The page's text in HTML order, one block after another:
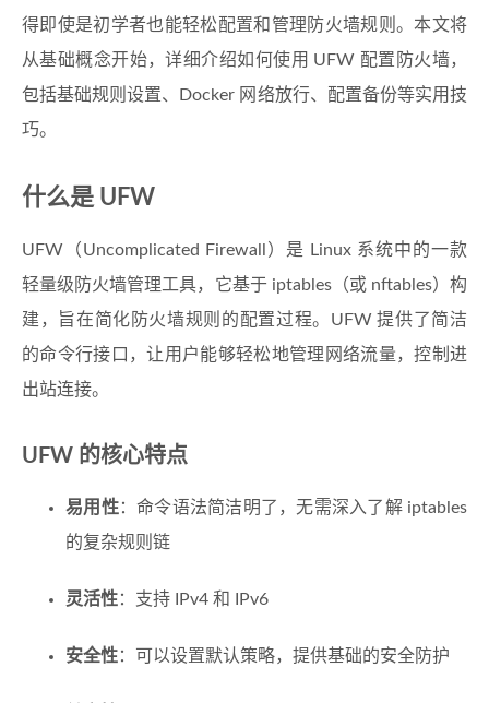
得即使是初学者也能轻松配置和管理防火墙规则。本文将
从基础概念开始，详细介绍如何使用 UFW 配置防火墙，
包括基础规则设置、Docker 网络放行、配置备份等实用技
巧。
什么是 UFW
UFW（Uncomplicated Firewall）是 Linux 系统中的一款
轻量级防火墙管理工具，它基于 iptables（或 nftables）构
建，旨在简化防火墙规则的配置过程。UFW 提供了简洁
的命令行接口，让用户能够轻松地管理网络流量，控制进
出站连接。
UFW 的核心特点
易用性：命令语法简洁明了，无需深入了解 iptables
的复杂规则链
灵活性：支持 IPv4 和 IPv6
安全性：可以设置默认策略，提供基础的安全防护